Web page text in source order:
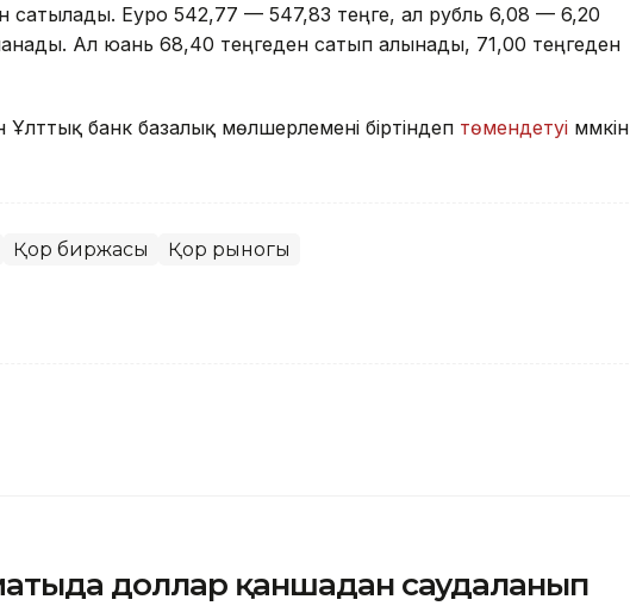
сатылады. Еуро 542,77 — 547,83 теңге, ал рубль 6,08 — 6,20
Ал юань 68,40 теңгеден сатып алынады, 71,00 теңгеден
Ұлттық банк базалық мөлшерлемені біртіндеп төмендетуі мүмкін
Қор биржасы Қор рыногы
доллар қаншадан саудаланып